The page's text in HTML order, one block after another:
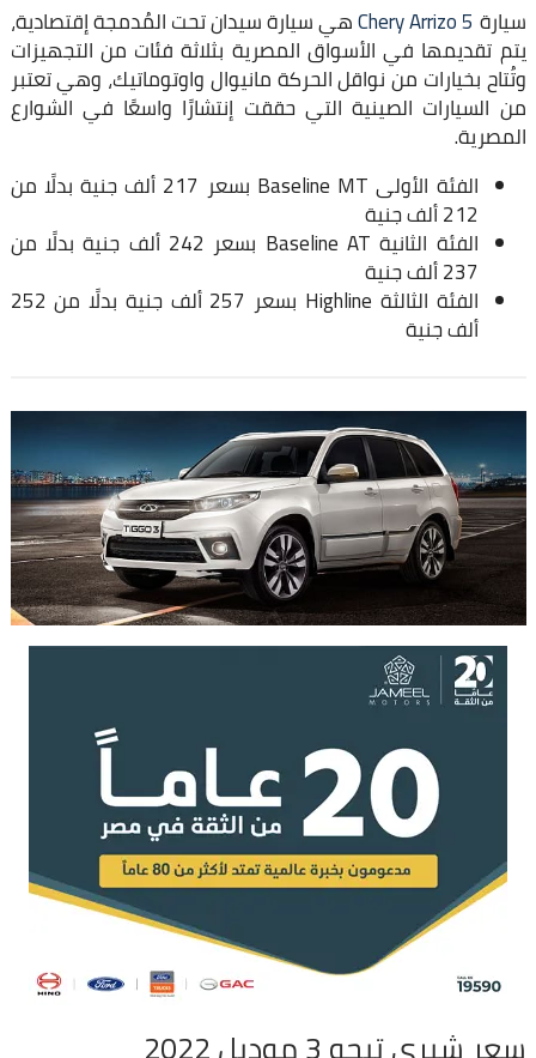
سيارة Chery Arrizo 5هي سيارة سيدان تحت المُدمجة إقتصادية،
يتم تقديمها في الأسواق المصرية بثلاثة فئات من التجهيزات
وتُتاح بخيارات من نواقل الحركة مانيوال واوتوماتيك، وهي تعتبر
من السيارات الصينية التي حققت إنتشارًا واسعًا في الشوارع
المصرية.
الفئة الأولى Baseline MT بسعر 217 ألف جنية بدلًا من
212 ألف جنية
الفئة الثانية Baseline AT بسعر 242 ألف جنية بدلًا من
237 ألف جنية
الفئة الثالثة Highline بسعر 257 ألف جنية بدلًا من 252
ألف جنية